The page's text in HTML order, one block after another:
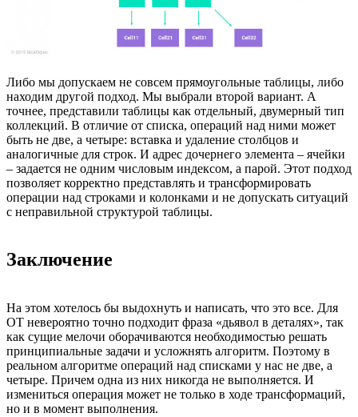
Либо мы допускаем не совсем прямоугольные таблицы, либо
находим другой подход. Мы выбрали второй вариант. А
точнее, представили таблицы как отдельный, двумерный тип
коллекций. В отличие от списка, операций над ними может
быть не две, а четыре: вставка и удаление столбцов и
аналогичные для строк. И адрес дочернего элемента – ячейки
– задается не одним числовым индексом, а парой. Этот подход
позволяет корректно представлять и трансформировать
операции над строками и колонками и не допускать ситуаций
с неправильной структурой таблицы.
Заключение
На этом хотелось бы выдохнуть и написать, что это все. Для
OT невероятно точно подходит фраза «дьявол в деталях», так
как сущие мелочи оборачиваются необходимостью решать
принципиальные задачи и усложнять алгоритм. Поэтому в
реальном алгоритме операций над списками у нас не две, а
четыре. Причем одна из них никогда не выполняется. И
измениться операция может не только в ходе трансформаций,
но и в момент выполнения.